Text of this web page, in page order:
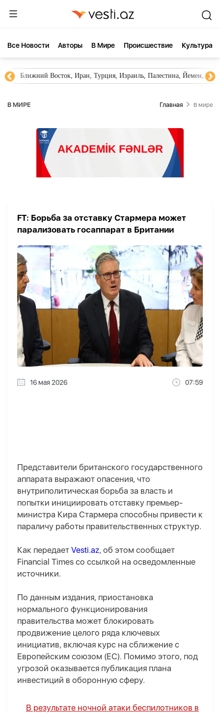
Все Новости Aвторы В Мире Происшествие Культура
Ближний Восток, Иран, Турция, Израиль, Палестина, Йемен,
В МИРЕ Главная В мире
FT: Борьба за отставку Стармера может
парализовать госаппарат в Британии
16 мая 2026 07:59
Представители британского государственного
аппарата выражают опасения, что
внутриполитическая борьба за власть и
попытки инициировать отставку премьер-
министра Кира Стармера способны привести к
параличу работы правительственных структур.
Как передает Vesti.az, об этом сообщает
Financial Times со ссылкой на осведомленные
источники.
По данным издания, приостановка
нормального функционирования
правительства может блокировать
продвижение целого ряда ключевых
инициатив, включая курс на сближение с
Европейским союзом (ЕС). Помимо этого, под
угрозой оказывается публикация плана
инвестиций в оборонную сферу.
В результате ночной атаки беспилотников в